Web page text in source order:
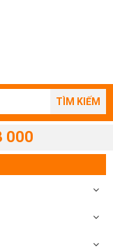
TÌM KIẾM
000